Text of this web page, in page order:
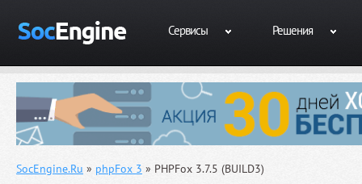
Сервисы Решения
SocEngine.Ru » phpFox 3 » PHPFox 3.7.5 (BUILD3)